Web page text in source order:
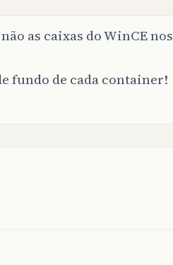
as caixas do WinCE nos
fundo de cada container!